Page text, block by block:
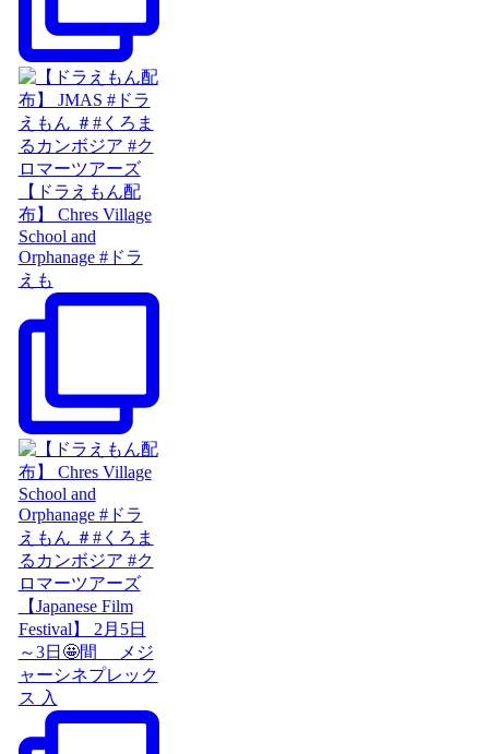
【ドラえもん配
布】 Chres Village
School and
Orphanage #ドラ
えも
【Japanese Film
Festival】 2月5日
～3日🤩間 メジ
ャーシネプレック
ス 入